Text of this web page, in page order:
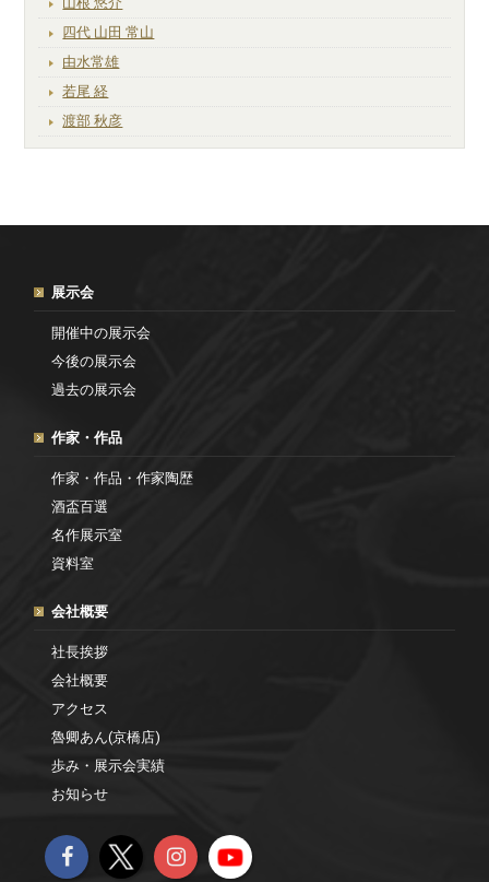
四代 山田 常山
由水常雄
若尾 経
渡部 秋彦
展示会
開催中の展示会
今後の展示会
過去の展示会
作家・作品
作家・作品・作家陶歴
酒盃百選
名作展示室
資料室
会社概要
社長挨拶
会社概要
アクセス
魯卿あん(京橋店)
歩み・展示会実績
お知らせ